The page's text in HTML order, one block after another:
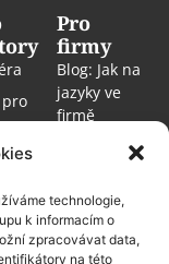
technologie,
k informacím o
zpracovávat data,
na této
Pro
firmy
Blog: Jak na
jazyky ve
firmě
pro
Jak
login